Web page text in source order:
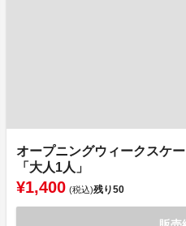
オープニングウィークスケ
「大人1人」
¥1,400 (税込)残り50